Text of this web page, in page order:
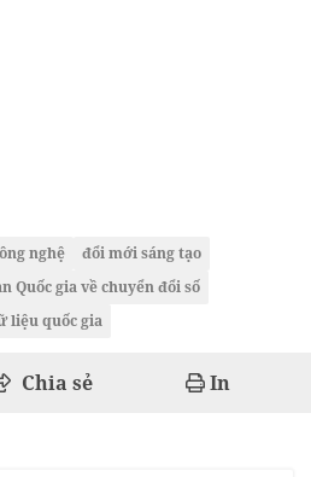
nghệ
đổi mới sáng tạo
Quốc gia về chuyển đổi số
liệu quốc gia
Chia sẻ In